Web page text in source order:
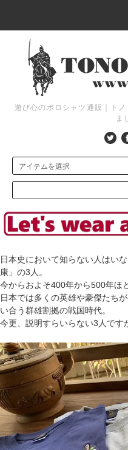
遊び心のポロシャツ通販｜ト
ま
日本史において知らない人はい
康」の3人。
今からおよそ400年から500年ほ
日本では多くの英雄や豪傑たち
い合う群雄割拠の戦国時代。
今更、説明すらいらない3人です